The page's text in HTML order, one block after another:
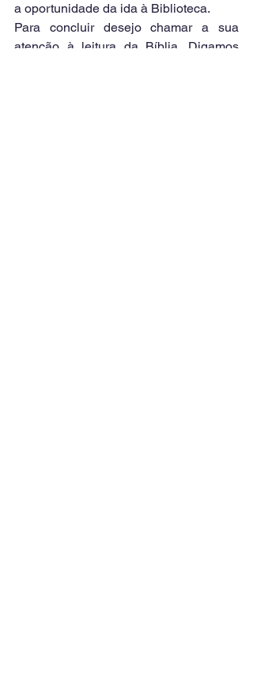
a oportunidade da ida à Biblioteca.
Para concluir desejo chamar a sua
atenção à leitura da Bíblia. Digamos